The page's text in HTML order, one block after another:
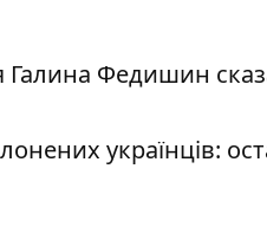
Федишин
українців: